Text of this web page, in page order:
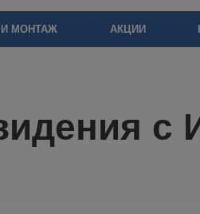
И МОНТАЖ АКЦИИ
с